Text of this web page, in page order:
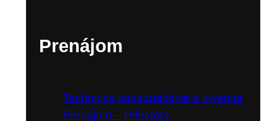
Prenájom
Technické zabezpečenie a inventár
Prenájom – Priestory